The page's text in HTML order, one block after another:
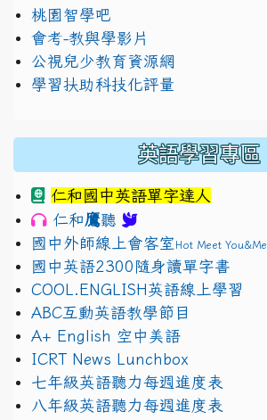
桃園智學吧
會考-教與學影片
公視兒少教育資源網
學習扶助科技化評量
英語學習專區
仁和國中英語單字達人
仁和鷹聽
國中外師線上會客室Hot Meet You&Me
國中英語2300隨身讀單字書
COOL.ENGLISH英語線上學習
ABC互動英語教學節目
A+ English 空中美語
ICRT News Lunchbox
七年級英語聽力每週進度表
八年級英語聽力每週進度表